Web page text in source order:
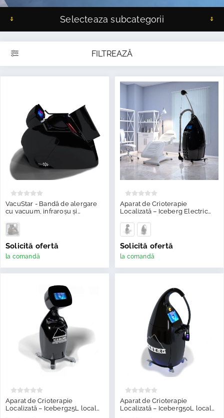
Selecteaza subcategorii
FILTREAZĂ
VacuStar - Bandă de alergare
cu vacuum, infraroșu și
Solicită ofertă
la comandă
Aparat de Crioterapie
Localizată – Iceberg Electric
Solicită ofertă
la comandă
Aparat de Crioterapie
Localizată – Iceberg25L local
Aparat de Crioterapie
Localizată – Iceberg50L local